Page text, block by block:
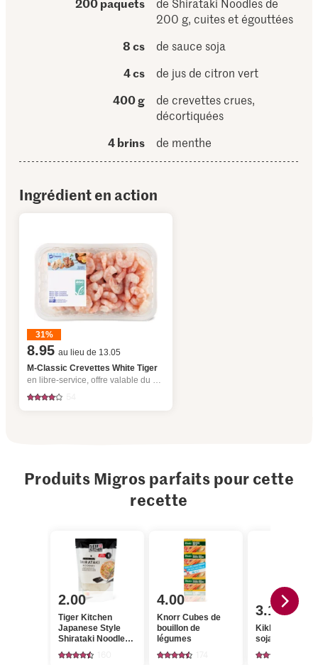
200 g, cuites et égouttées
8 cs
de sauce soja
4 cs
de jus de citron vert
400 g
de crevettes crues,
décortiquées
4 brins
de menthe
Ingrédient en action
31%
8.95 au lieu de 13.05
M-Classic Crevettes White Tiger
en libre-service, offre valable du 6.8 au 12.8.2026, jusqu’à épuisement du stock.
Produits Migros parfaits pour cette
recette
2.00
Tiger Kitchen
Japanese Style
Shirataki Noodles
de farine de
konjac, fat free, low
4.00
Knorr Cubes de
bouillon de
légumes
3.15
Kikkoman
soja